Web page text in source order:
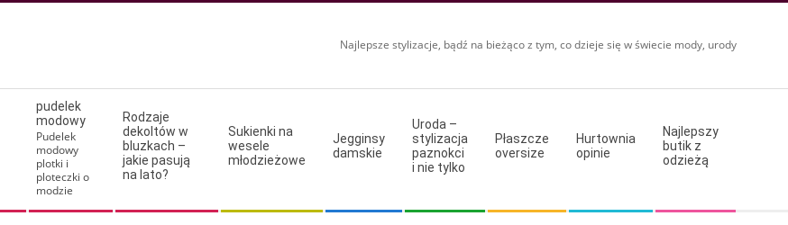
Najlepsze stylizacje, bądź na bieżąco z tym, co dzieje się w świecie mody, urody
pudelek
modowy
Pudelek
modowy
plotki i
ploteczki o
modzie
Rodzaje
dekoltów w
bluzkach –
jakie pasują
na lato?
Sukienki na
wesele
młodzieżowe
Jegginsy
damskie
Uroda –
stylizacja
paznokci
i nie tylko
Płaszcze
oversize
Hurtownia
opinie
Najlepszy
butik z
odzieżą